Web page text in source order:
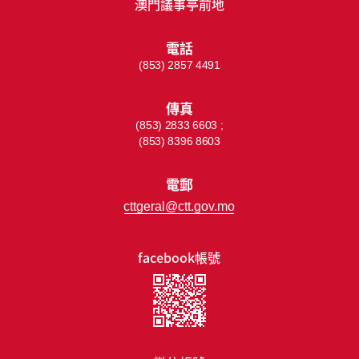
facebook帳號
澳門議事亭前地
電話
(853) 2857 4491
傳真
(853) 2833 6603 ;
(853) 8396 8603
電郵
cttgeral@ctt.gov.mo